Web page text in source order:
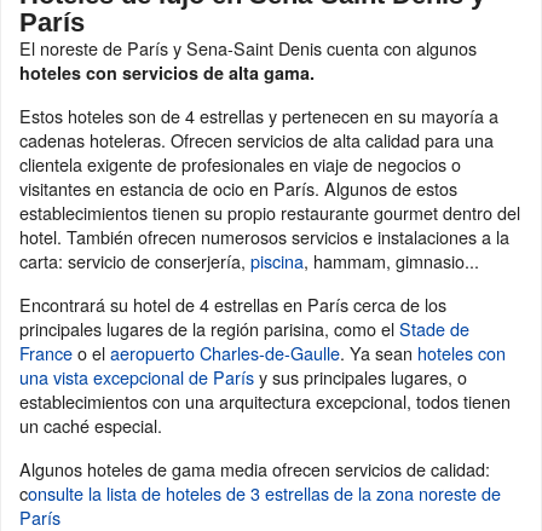
París
El noreste de París y Sena-Saint Denis cuenta con algunos
hoteles con servicios de alta gama.
Estos hoteles son de 4 estrellas y pertenecen en su mayoría a
cadenas hoteleras. Ofrecen servicios de alta calidad para una
clientela exigente de profesionales en viaje de negocios o
visitantes en estancia de ocio en París. Algunos de estos
establecimientos tienen su propio restaurante gourmet dentro del
hotel. También ofrecen numerosos servicios e instalaciones a la
carta: servicio de conserjería, piscina, hammam, gimnasio...
Encontrará su hotel de 4 estrellas en París cerca de los
principales lugares de la región parisina, como elStade de
Franceo elaeropuerto Charles-de-Gaulle. Ya sean hoteles con
una vista excepcional de Parísy sus principales lugares, o
establecimientos con una arquitectura excepcional, todos tienen
un caché especial.
Algunos hoteles de gama media ofrecen servicios de calidad:
consulte la lista de hoteles de 3 estrellas de la zona noreste de
París